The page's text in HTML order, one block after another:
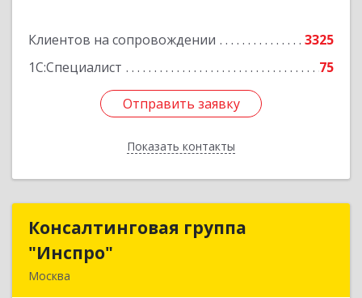
Клиентов на сопровождении
3325
1С:Специалист
75
Отправить заявку
Показать контакты
Отправить заявку
Назад
Консалтинговая группа
"Инспро"
Москва
Консалтинговая группа